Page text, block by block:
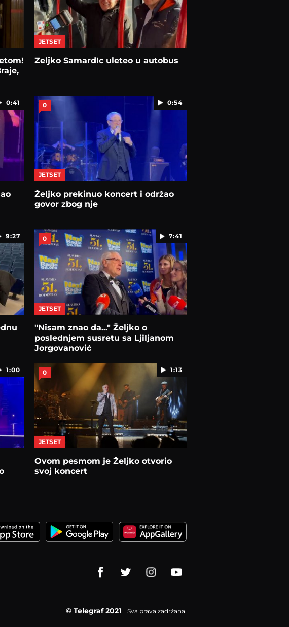
JETSET
Zeljko SamardIc uleteo u autobus
0:41 0:54
0
JETSET
Željko prekinuo koncert i održao
govor zbog nje
9:27 7:41
0
JETSET
"Nisam znao da..." Željko o
poslednjem susretu sa Ljiljanom
Jorgovanović
1:00 1:13
0
JETSET
Ovom pesmom je Željko otvorio
svoj koncert
© Telegraf 2021 Sva prava zadržana.